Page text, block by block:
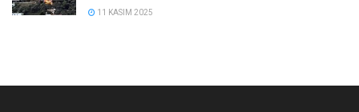
11 KASIM 2025